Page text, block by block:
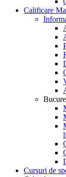
Calificare
Cursuri de